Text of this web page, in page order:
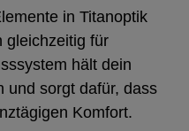
in Titanoptik
gleichzeitig für
hält dein
und sorgt dafür, dass
Komfort.